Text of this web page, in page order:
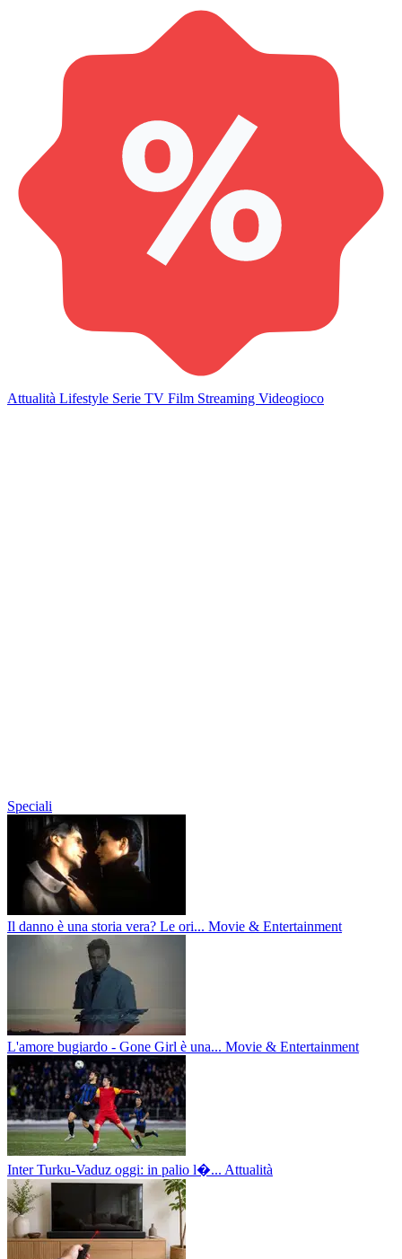
Attualità Lifestyle Serie TV Film Streaming Videogioco
Speciali
Il danno è una storia vera? Le ori... Movie & Entertainment
L'amore bugiardo - Gone Girl è una... Movie & Entertainment
Inter Turku-Vaduz oggi: in palio l�... Attualità